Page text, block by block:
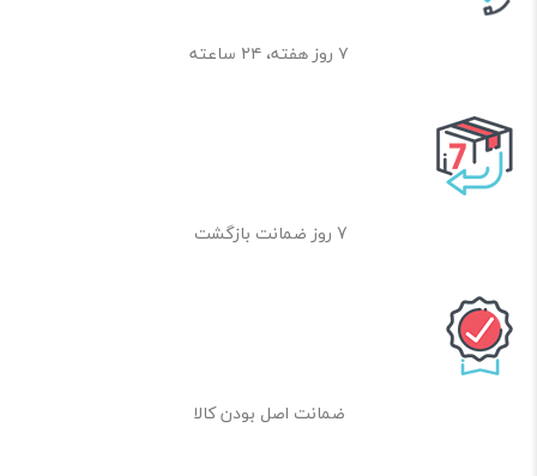
۷ روز هفته، ۲۴ ساعته
7 روز ضمانت بازگشت
ضمانت اصل بودن کالا